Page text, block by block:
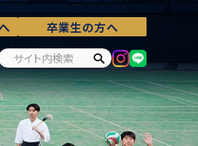
卒業生の方へ